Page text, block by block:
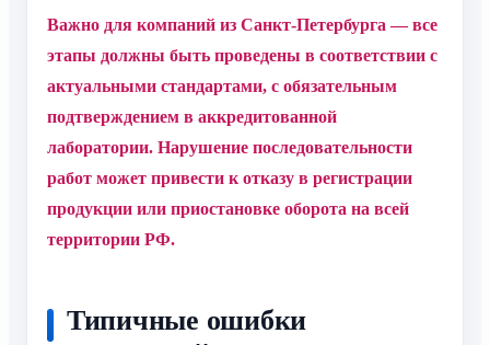
Важно для компаний из Санкт-Петербурга — все
этапы должны быть проведены в соответствии с
актуальными стандартами, с обязательным
подтверждением в аккредитованной
лаборатории. Нарушение последовательности
работ может привести к отказу в регистрации
продукции или приостановке оборота на всей
территории РФ.
Типичные ошибки